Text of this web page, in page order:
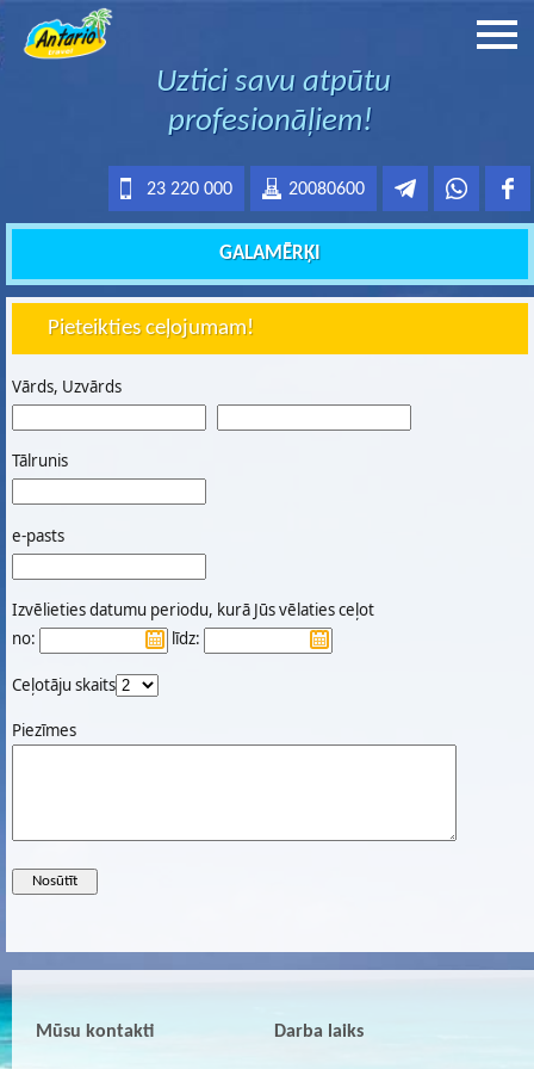
Uztici savu atpūtu
profesionāļiem!
20080600
23 220 000
GALAMĒRĶI
Pieteikties ceļojumam!
Vārds, Uzvārds
Tālrunis
e-pasts
Izvēlieties datumu periodu, kurā Jūs vēlaties ceļot
no:
līdz:
Ceļotāju skaits
Piezīmes
Mūsu kontakti Darba laiks